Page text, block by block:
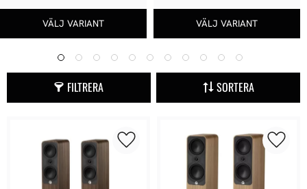
FILTRERA SORTERA
Lägg till i favoriter Lägg